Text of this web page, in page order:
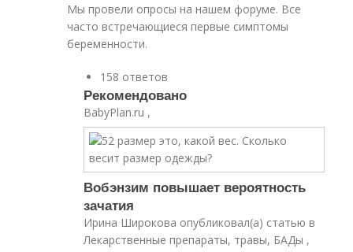
Мы провели опросы на нашем форуме. Все
часто встречающиеся первые симптомы
беременности.
158 ответов
Рекомендовано
BabyPlan.ru ,
Вобэнзим повышает вероятность
зачатия
Ирина Широкова опубликовал(а) статью в
Лекарственные препараты, травы, БАДы ,